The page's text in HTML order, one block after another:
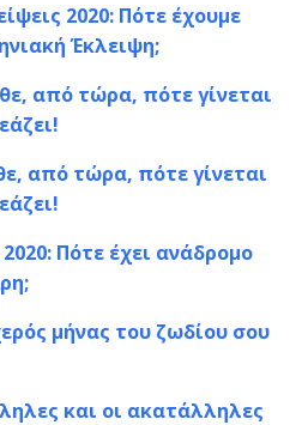
2020: Πότε έχουμε
Έκλειψη;
από τώρα, πότε γίνεται
από τώρα, πότε γίνεται
Πότε έχει ανάδρομο
μήνας του ζωδίου σου
και οι ακατάλληλες